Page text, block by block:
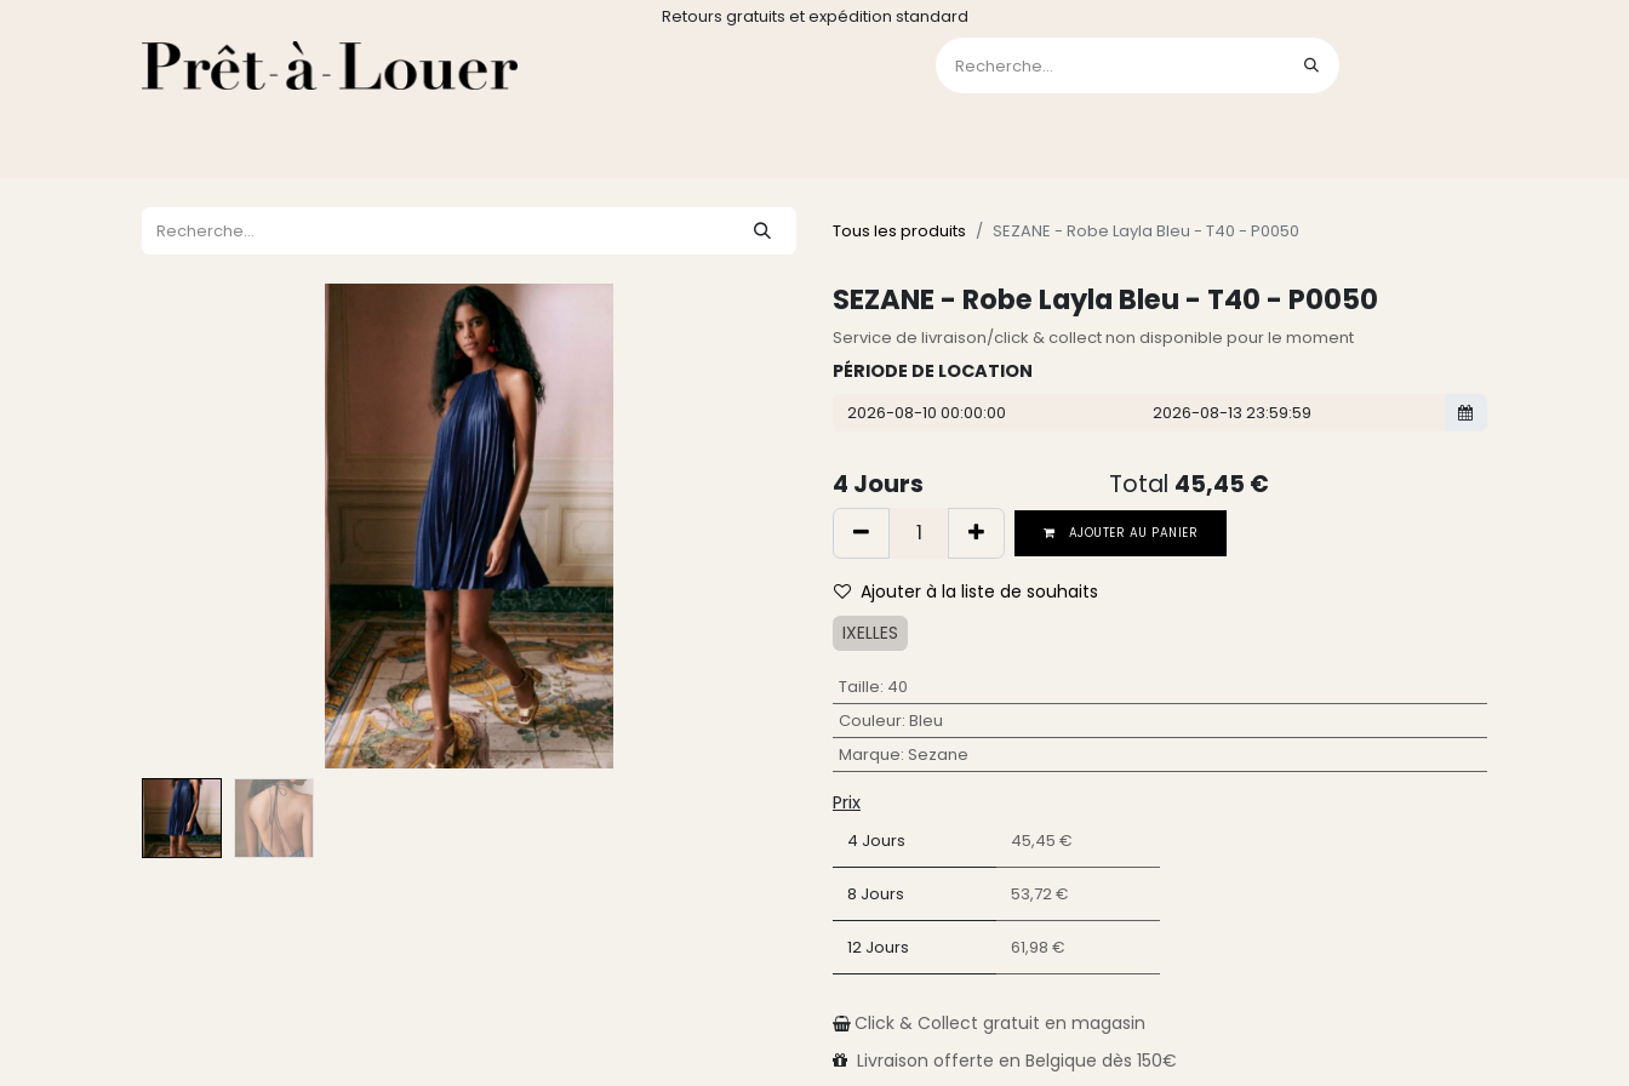
Retours gratuits et expédition standard
Tous les produits SEZANE - Robe Layla Bleu - T40 - P0050
SEZANE - Robe Layla Bleu - T40 - P0050
Service de livraison/click & collect non disponible pour le moment
PÉRIODE DE LOCATION
4 Jours Total 45,45 €
AJOUTER AU PANIER
Ajouter à la liste de souhaits
IXELLES
Taille: 40
Couleur: Bleu
Marque: Sezane
Prix
4 Jours 45,45 €
8 Jours 53,72 €
12 Jours 61,98 €
Click & Collect gratuit en magasin
Livraison offerte en Belgique dès 150€